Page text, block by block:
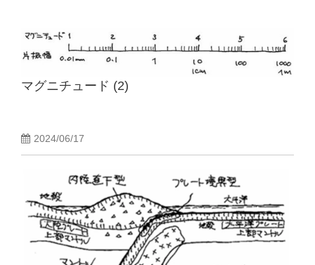
マグニチュード (2)
2024/06/17